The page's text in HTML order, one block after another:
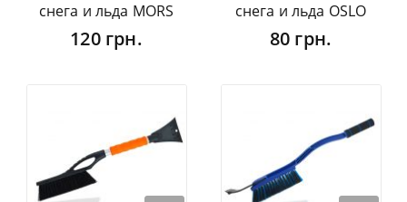
снега и льда MORS
120 грн.
снега и льда OSLO
80 грн.